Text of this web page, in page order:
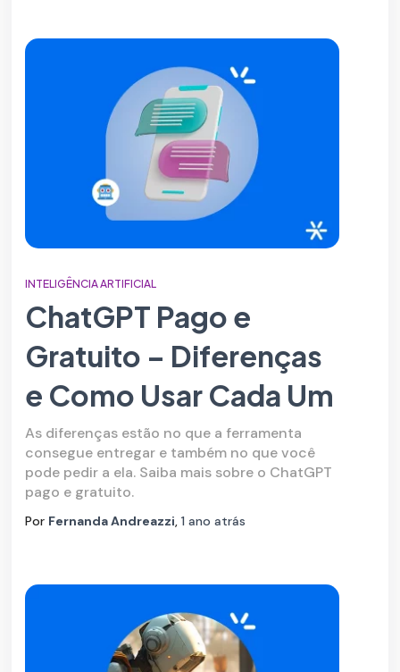
INTELIGÊNCIA ARTIFICIAL
ChatGPT Pago e
Gratuito – Diferenças
e Como Usar Cada Um
As diferenças estão no que a ferramenta
consegue entregar e também no que você
pode pedir a ela. Saiba mais sobre o ChatGPT
pago e gratuito.
Por Fernanda Andreazzi ,1 ano atrás